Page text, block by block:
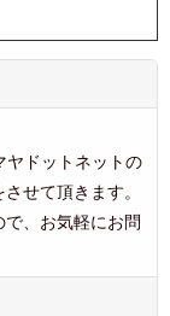
ヤドットネットの
せて頂きます。
、お気軽にお問